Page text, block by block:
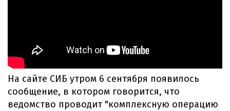
На сайте СИБ утром 6 сентября появилось
сообщение, в котором говорится, что
ведомство проводит "комплексную операцию